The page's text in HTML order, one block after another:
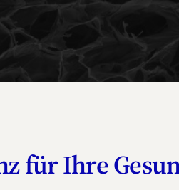
für Ihre